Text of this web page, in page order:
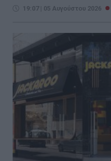
19:07 | 05 Αυγούστου 2026